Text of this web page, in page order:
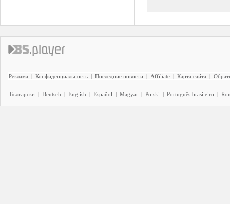
Реклама | Конфиденциальность | Последние новости | Affiliate | Карта сайта |
Български | Deutsch | English | Español | Magyar | Polski | Português brasileiro |